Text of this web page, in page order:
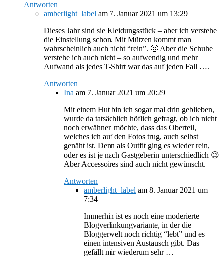
Antworten
amberlight_label am 7. Januar 2021 um 13:29
Dieses Jahr sind sie Kleidungsstück – aber ich verstehe
die Einstellung schon. Mit Mützen kommt man
wahrscheinlich auch nicht “rein”. 🙂 Aber die Schuhe
verstehe ich auch nicht – so aufwendig und mehr
Aufwand als jedes T-Shirt war das auf jeden Fall ….
Antworten
Ina am 7. Januar 2021 um 20:29
Mit einem Hut bin ich sogar mal drin geblieben,
wurde da tatsächlich höflich gefragt, ob ich nicht
noch erwähnen möchte, dass das Oberteil,
welches ich auf den Fotos trug, auch selbst
genäht ist. Denn als Outfit ging es wieder rein,
oder es ist je nach Gastgeberin unterschiedlich 😉
Aber Accessoires sind auch nicht gewünscht.
Antworten
amberlight_label am 8. Januar 2021 um
7:34
Immerhin ist es noch eine moderierte
Blogverlinkungvariante, in der die
Bloggerwelt noch richtig “lebt” und es
einen intensiven Austausch gibt. Das
gefällt mir wiederum sehr …